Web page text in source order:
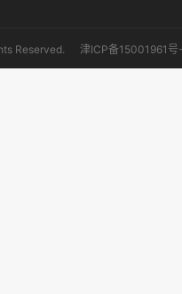
Reserved. 津ICP备15001961号